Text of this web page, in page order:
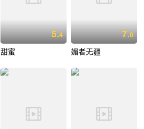
5.4
甜蜜
7.0
媚者无疆